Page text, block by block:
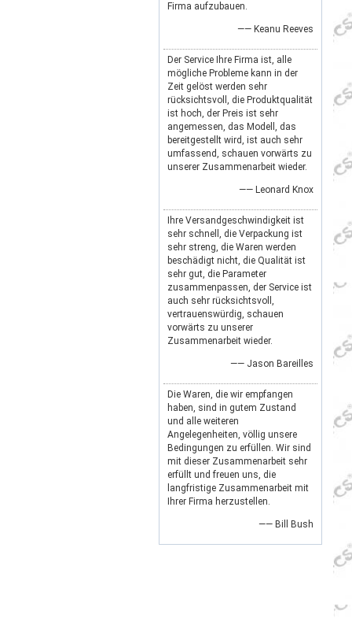
Firma aufzubauen.
—— Keanu Reeves
Der Service Ihre Firma ist, alle
mögliche Probleme kann in der
Zeit gelöst werden sehr
rücksichtsvoll, die Produktqualität
ist hoch, der Preis ist sehr
angemessen, das Modell, das
bereitgestellt wird, ist auch sehr
umfassend, schauen vorwärts zu
unserer Zusammenarbeit wieder.
—— Leonard Knox
Ihre Versandgeschwindigkeit ist
sehr schnell, die Verpackung ist
sehr streng, die Waren werden
beschädigt nicht, die Qualität ist
sehr gut, die Parameter
zusammenpassen, der Service ist
auch sehr rücksichtsvoll,
vertrauenswürdig, schauen
vorwärts zu unserer
Zusammenarbeit wieder.
—— Jason Bareilles
Die Waren, die wir empfangen
haben, sind in gutem Zustand
und alle weiteren
Angelegenheiten, völlig unsere
Bedingungen zu erfüllen. Wir sind
mit dieser Zusammenarbeit sehr
erfüllt und freuen uns, die
langfristige Zusammenarbeit mit
Ihrer Firma herzustellen.
—— Bill Bush